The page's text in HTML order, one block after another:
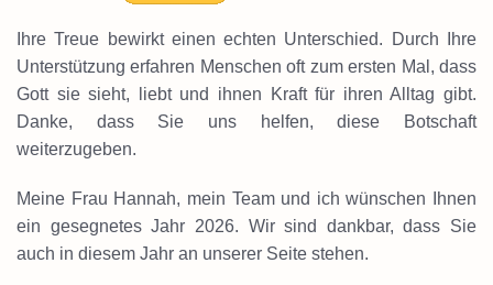
Ihre Treue bewirkt einen echten Unterschied. Durch Ihre
Unterstützung erfahren Menschen oft zum ersten Mal, dass
Gott sie sieht, liebt und ihnen Kraft für ihren Alltag gibt.
Danke, dass Sie uns helfen, diese Botschaft
weiterzugeben.
Meine Frau Hannah, mein Team und ich wünschen Ihnen
ein gesegnetes Jahr 2026. Wir sind dankbar, dass Sie
auch in diesem Jahr an unserer Seite stehen.